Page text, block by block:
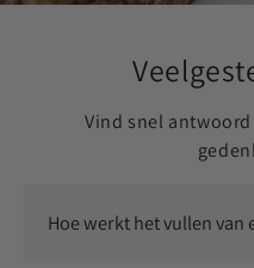
Vind snel
Hoe werkt het vullen van